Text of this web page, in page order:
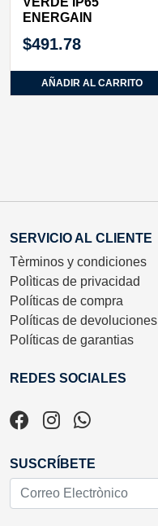
ENERGAIN
$491.78
AÑADIR AL CARRITO
SERVICIO AL CLIENTE
Tèrminos y condiciones
Polìticas de privacidad
Políticas de compra
Políticas de devoluciones
Políticas de garantias
REDES SOCIALES
SUSCRÍBETE